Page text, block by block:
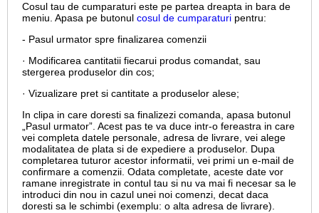
Cosul tau de cumparaturi este pe partea dreapta in bara de
meniu. Apasa pe butonul cosul de cumparaturi pentru:
- Pasul urmator spre finalizarea comenzii
· Modificarea cantitatii fiecarui produs comandat, sau
stergerea produselor din cos;
· Vizualizare pret si cantitate a produselor alese;
In clipa in care doresti sa finalizezi comanda, apasa butonul
„Pasul urmator”. Acest pas te va duce intr-o fereastra in care
vei completa datele personale, adresa de livrare, vei alege
modalitatea de plata si de expediere a produselor. Dupa
completarea tuturor acestor informatii, vei primi un e-mail de
confirmare a comenzii. Odata completate, aceste date vor
ramane inregistrate in contul tau si nu va mai fi necesar sa le
introduci din nou in cazul unei noi comenzi, decat daca
doresti sa le schimbi (exemplu: o alta adresa de livrare).